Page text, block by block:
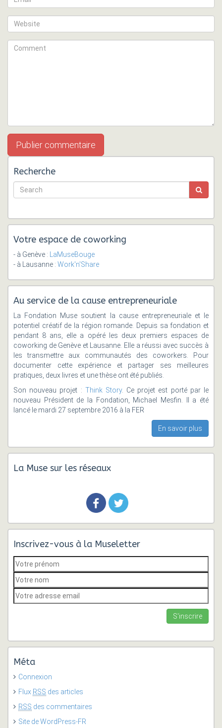
Recherche
Votre espace de coworking
- à Genève : LaMuseBouge
- à Lausanne : Work'n'Share
Au service de la cause entrepreneuriale
La Fondation Muse soutient la cause entrepreneuriale et le
potentiel créatif de la région romande. Depuis sa fondation et
pendant 8 ans, elle a opéré les deux premiers espaces de
coworking de Genève et Lausanne. Elle a réussi avec succès à
les transmettre aux communautés des coworkers. Pour
documenter cette expérience et partager ses meilleures
pratiques, deux livres et une thèse ont été publiés.
Son nouveau projet : Think Story. Ce projet est porté par le
nouveau Président de la Fondation, Michael Mesfin. Il a été
lancé le mardi 27 septembre 2016 à la FER
En savoir plus
La Muse sur les réseaux
Inscrivez-vous à la Museletter
Méta
Connexion
Flux RSS des articles
RSS des commentaires
Site de WordPress-FR